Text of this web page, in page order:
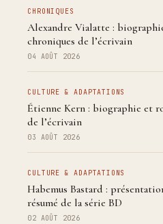
CHRONIQUES
Alexandre Vialatte :
chroniques de l’écrivain
04 AOÛT 2026
CULTURE & ADAPTATIONS
Étienne Kern : biographie et
de l’écrivain
03 AOÛT 2026
CULTURE & ADAPTATIONS
Habemus Bastard :
résumé de la série BD
02 AOÛT 2026